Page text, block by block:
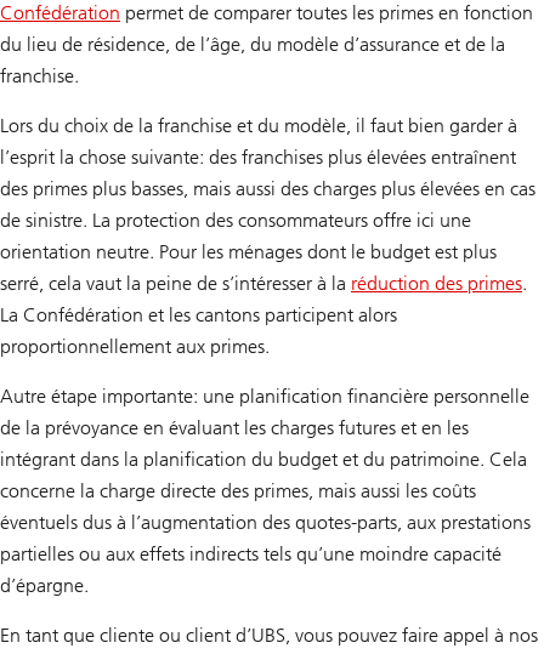
Confédération permet de comparer toutes les primes en fonction
du lieu de résidence, de l’âge, du modèle d’assurance et de la
franchise.
Lors du choix de la franchise et du modèle, il faut bien garder à
l’esprit la chose suivante: des franchises plus élevées entraînent
des primes plus basses, mais aussi des charges plus élevées en cas
de sinistre. La protection des consommateurs offre ici une
orientation neutre. Pour les ménages dont le budget est plus
serré, cela vaut la peine de s’intéresser à la réduction des primes.
La Confédération et les cantons participent alors
proportionnellement aux primes.
Autre étape importante: une planification financière personnelle
de la prévoyance en évaluant les charges futures et en les
intégrant dans la planification du budget et du patrimoine. Cela
concerne la charge directe des primes, mais aussi les coûts
éventuels dus à l’augmentation des quotes-parts, aux prestations
partielles ou aux effets indirects tels qu’une moindre capacité
d’épargne.
En tant que cliente ou client d’UBS, vous pouvez faire appel à nos